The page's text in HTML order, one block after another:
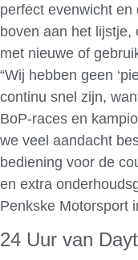
perfect evenwicht
boven aan het lijstje,
met nieuwe of
“Wij hebben geen
continu snel zijn,
BoP-races en
we veel aandacht
bediening voor de
en extra
Penkske Motorsport
24 Uur van